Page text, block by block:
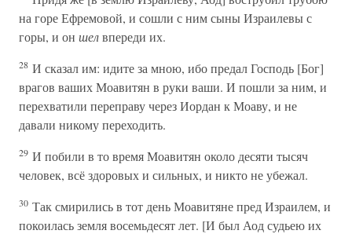
на горе Ефремовой, и сошли с ним сыны Израилевы с
горы, и он шелвпереди их.
28 И сказал им: идите за мною, ибо предал Господь [Бог]
врагов ваших Моавитян в руки ваши. И пошли за ним, и
перехватили переправу через Иордан к Моаву, и не
давали никому переходить.
29 И побили в то время Моавитян около десяти тысяч
человек, всё здоровых и сильных, и никто не убежал.
30 Так смирились в тот день Моавитяне пред Израилем, и
покоилась земля восемьдесят лет. [И был Аод судьею их